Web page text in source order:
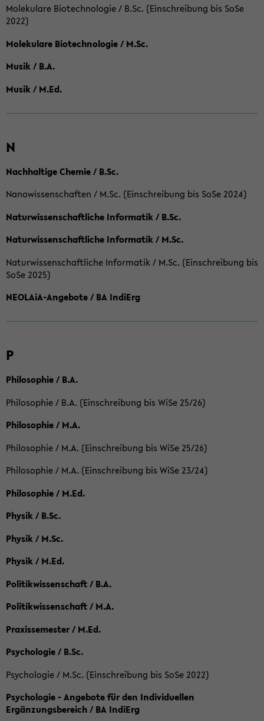
Molekulare Biotechnologie / B.Sc. (Einschreibung bis SoSe
2022)
Molekulare Biotechnologie / M.Sc.
Musik / B.A.
Musik / M.Ed.
N
Nachhaltige Chemie / B.Sc.
Nanowissenschaften / M.Sc. (Einschreibung bis SoSe 2024)
Naturwissenschaftliche Informatik / B.Sc.
Naturwissenschaftliche Informatik / M.Sc.
Naturwissenschaftliche Informatik / M.Sc. (Einschreibung bis
SoSe 2025)
NEOLAiA-Angebote / BA IndiErg
P
Philosophie / B.A.
Philosophie / B.A. (Einschreibung bis WiSe 25/26)
Philosophie / M.A.
Philosophie / M.A. (Einschreibung bis WiSe 25/26)
Philosophie / M.A. (Einschreibung bis WiSe 23/24)
Philosophie / M.Ed.
Physik / B.Sc.
Physik / M.Sc.
Physik / M.Ed.
Politikwissenschaft / B.A.
Politikwissenschaft / M.A.
Praxissemester / M.Ed.
Psychologie / B.Sc.
Psychologie / M.Sc. (Einschreibung bis SoSe 2022)
Psychologie - Angebote für den Individuellen
Ergänzungsbereich / BA IndiErg